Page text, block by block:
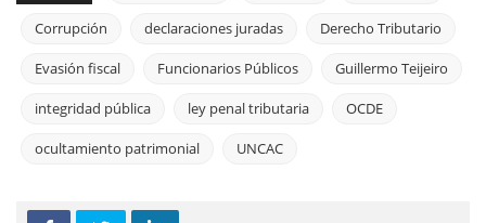
Corrupción declaraciones juradas Derecho Tributario
Evasión fiscal Funcionarios Públicos Guillermo Teijeiro
integridad pública ley penal tributaria OCDE
ocultamiento patrimonial UNCAC